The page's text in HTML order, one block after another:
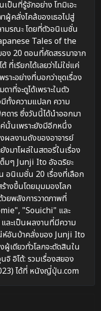
ป็นที่รู้จักอย่าง โทมิเอะ
ผู้คลั่งไคล้ของเธอไปสู่
มรณะ โดยที่ตัวอนิเมชั่น
Tales of the
อง 20 ตอนที่คัดสรรมาจาก
ที่เรียกได้เลยว่าไม่ใช่แค่
าะอย่างที่บอกว่าชุดเรื่อง
าที่จะดูได้เพราะในตัว
ทั้งความแปลก ความ
ดาร ซึ่งวันนี้ได้นำออกมา
นั้นเพราะยังมีอีกหนึ่ง
ผลงานดังของอาจารย์
งมาโผล่ในสตอรี่ในเรื่อง
มๆ Junji Ito อัจฉริยะ
นิเมชั่น 20 เรื่องที่เลือก
างขึ้นโดยมุมมองโลก
วยพลังการวาดภาพที่
"Souichi" และ
ละเป็นผลงานที่มีความ
ห์อันบ้าคลั่งของ Junji Ito
ผู้เดียวทั่วโลกจะตัดสินใน
อิโต้: รวมเรื่องสยอง
ได้ที่ หนังญี่ปุ่น.com